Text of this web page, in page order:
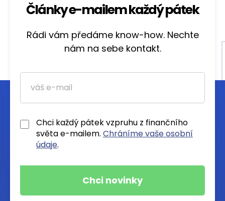
Články e-mailem každý pátek
Rádi vám předáme know-how. Nechte
nám na sebe kontakt.
Chci každý pátek vzpruhu z finančního
světa e-mailem. Chráníme vaše osobní
údaje.